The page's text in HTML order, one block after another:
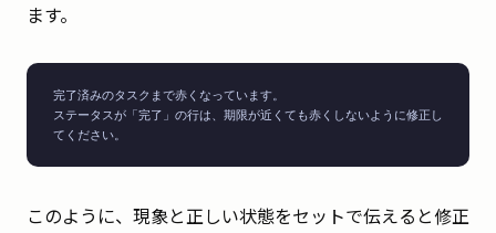
ます。
完了済みのタスクまで赤くなっています。
ステータスが「完了」の行は、期限が近くても赤くしないように修正し
てください。
このように、現象と正しい状態をセットで伝えると修正